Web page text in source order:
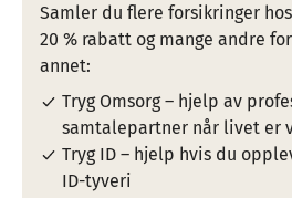
Samler du flere forsikringer
20 % rabatt og mange andre
annet:
Tryg Omsorg – hjelp av
samtalepartner når livet er
Tryg ID – hjelp hvis du
ID-tyveri